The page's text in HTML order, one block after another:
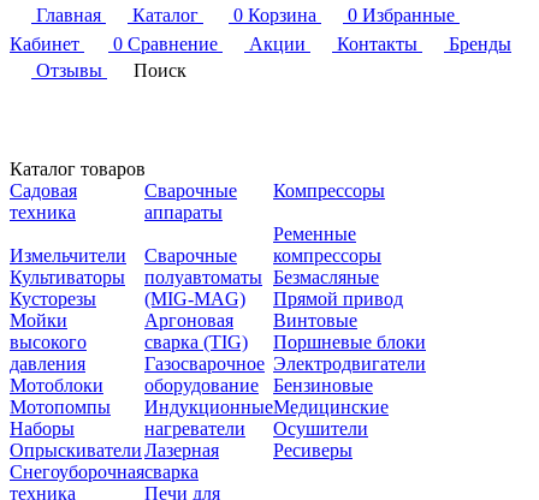
Главная
Каталог 0 Корзина 0 Избранные
Кабинет
0 Сравнение Акции Контакты
Бренды
Отзывы
Поиск
Каталог товаров
Садовая
техника
Измельчители
Культиваторы
Кусторезы
Мойки
высокого
давления
Мотоблоки
Мотопомпы
Наборы
Опрыскиватели
Снегоуборочная
техника
Сварочные
аппараты
Сварочные
полуавтоматы
(MIG-MAG)
Аргоновая
сварка (TIG)
Газосварочное
оборудование
Индукционные
нагреватели
Лазерная
сварка
Печи для
Компрессоры
Ременные
компрессоры
Безмасляные
Прямой привод
Винтовые
Поршневые блоки
Электродвигатели
Бензиновые
Медицинские
Осушители
Ресиверы